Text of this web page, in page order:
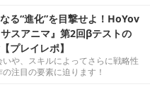
る“進化”を目撃せよ！HoYov
スアニマ』第2回βテストの
プレイレポ】
や、スキルによってさらに戦略性
注目の要素に迫ります！